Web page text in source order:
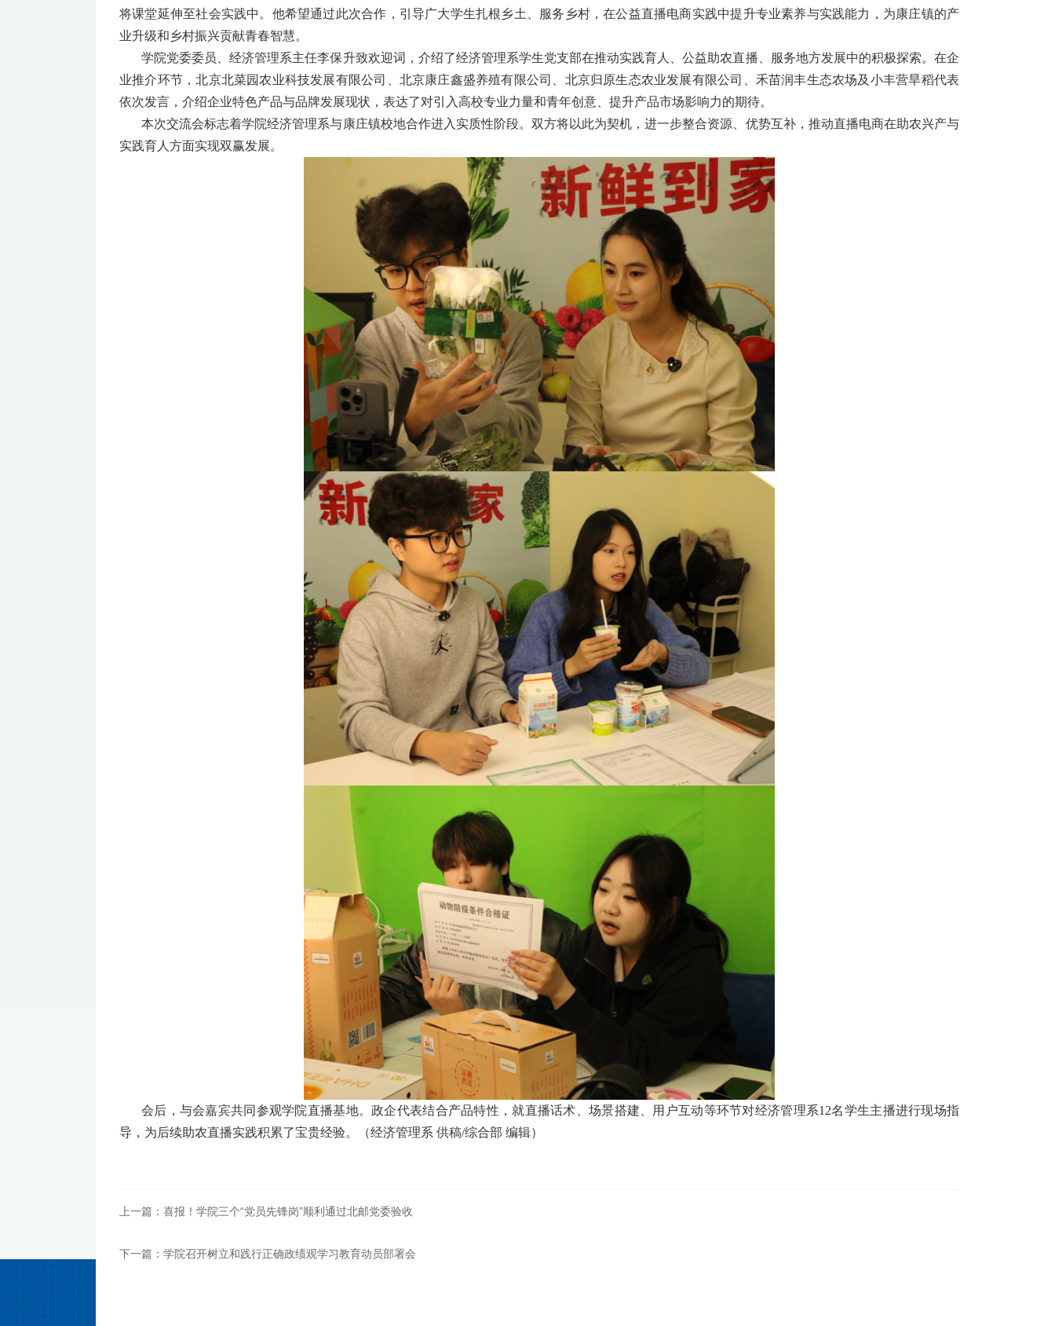
将课堂延伸至社会实践中。他希望通过此次合作，引导广大学生扎根乡土、服务乡村，在公益直播电商实践中提升专业素养与实践能力，为康庄镇的产
业升级和乡村振兴贡献青春智慧。
学院党委委员、经济管理系主任李保升致欢迎词，介绍了经济管理系学生党支部在推动实践育人、公益助农直播、服务地方发展中的积极探索。 在企
业推介环节，北京北菜园农业科技发展有限公司、北京康庄鑫盛养殖有限公司、北京归原生态农业发展有限公司、禾苗润丰生态农场及小丰营旱稻代表
依次发言，介绍企业特色产品与品牌发展现状，表达了对引入高校专业力量和青年创意、提升产品市场影响力的期待。
本次交流会标志着学院经济管理系与康庄镇校地合作进入实质性阶段。双方将以此为契机，进一步整合资源、优势互补，推动直播电商在助农兴产与
实践育人方面实现双赢发展。
会后，与会嘉宾共同参观学院直播基地。政企代表结合产品特性，就直播话术、场景搭建、用户互动等环节对经济管理系12名学生主播进行现场指
导，为后续助农直播实践积累了宝贵经验。
（经济管理系 供稿/综合部 编辑）
上一篇：喜报！学院三个“党员先锋岗”顺利通过北邮党委验收
下一篇：学院召开树立和践行正确政绩观学习教育动员部署会